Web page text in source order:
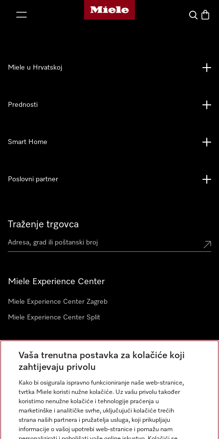
Miele početna stranica
Pretraga
Traženje trgovca
Miele Experience Center
Miele Experience Center Zagreb
Miele Experience Center Split
Newsletter
Miele u Hrvatskoj
Prednosti
Smart Home
Poslovni partner
Vaša trenutna postavka za kolačiće koji
zahtijevaju privolu
Kako bi osigurala ispravno funkcioniranje naše web-stranice,
tvrtka Miele koristi nužne kolačiće. Uz vašu privolu također
koristimo nenužne kolačiće i tehnologije praćenja u
marketinške i analitičke svrhe, uključujući kolačiće trećih
strana naših partnera i pružatelja usluga, koji prikupljaju
informacije o vašoj upotrebi web-stranice i pomažu nam